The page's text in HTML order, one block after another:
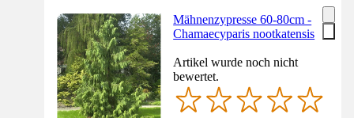
Mähnenzypresse 60-80cm -
Chamaecyparis nootkatensis
Artikel wurde noch nicht
bewertet.